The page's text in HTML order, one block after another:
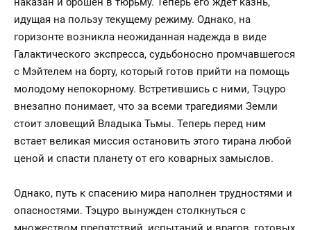
идущая на пользу текущему режиму. Однако, на
горизонте возникла неожиданная надежда в виде
Галактического экспресса, судьбоносно промчавшегося
с Мэйтелем на борту, который готов прийти на помощь
молодому непокорному. Встретившись с ними, Тэцуро
внезапно понимает, что за всеми трагедиями Земли
стоит зловещий Владыка Тьмы. Теперь перед ним
встает великая миссия остановить этого тирана любой
ценой и спасти планету от его коварных замыслов.
Однако, путь к спасению мира наполнен трудностями и
опасностями. Тэцуро вынужден столкнуться с